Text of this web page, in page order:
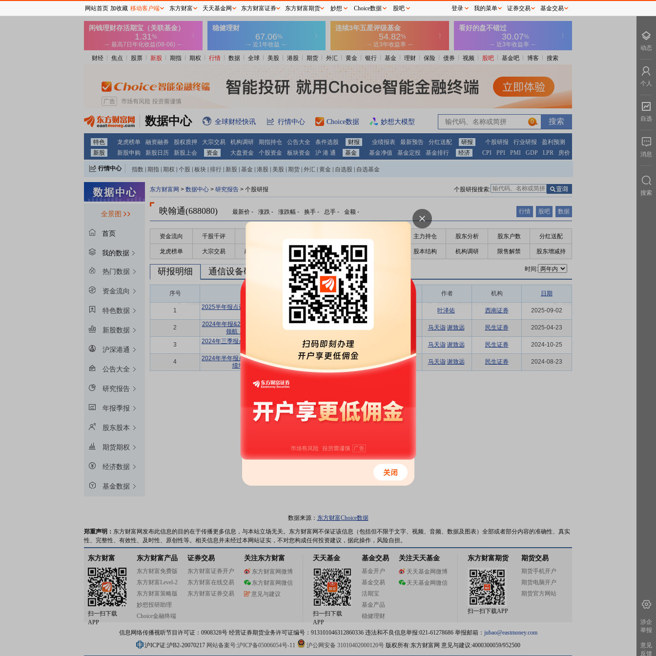
财经 焦点 股票 新股 期指 期权 行情 数据 全球 美股 港股 期货 外汇 黄金 银行 基金 理财 保险 债券 视频 股吧 基金吧 博客 搜索
数据中心 全球财经快讯 行情中心 Choice数据 妙想大模型 0
特色 龙虎榜单 融资融券 股权质押 大宗交易 机构调研 期指持仓 公告大全 条件选股 财报 业绩报表 最新预告 分红送配 研报 个股研报 行业研报
盈利预测
新股
新股申购 新股日历 新股上会 资金 大盘资金 个股资金 板块资金 沪 港 通 基金 基金净值 基金定投 基金排行 经济 CPI PPI PMI GDP LPR 房价
行情中心 指数 期指 期权 个股 板块 排行 新股 基金 港股 美股 期货 外汇 黄金 自选股 自选基金
全景图
首页
我的数据
热门数据
资金流向
特色数据
新股数据
沪深港通
公告大全
研究报告
年报季报
股东股本
期货期权
经济数据
基金数据
东方财富网 > 数据中心 > 研究报告 > 个股研报 个股研报搜索:
映翰通(688080) 最新价 - 涨跌 - 涨跌幅 - 换手 - 总手 - 金额 - 行情 股吧 数据
资金流向 千股千评 主力持仓 股东分析 股东户数 分红送配
龙虎榜单 大宗交易 融资融券 高管持股 股东大会 股本结构 机构调研 限售解禁 股东增减持
时间:
研报明细 通信设备研报 通信设备盈利预测
序号
东财
评级
作者 机构 日期
1
2025半年报点评：全球化与产品矩阵共振，公
增持 叶泽佑 西南证券 2025-09-02
2
2024年年报&2025年一季报点评：AI边缘创新
领航，全球供应链筑基高增
马天诣 谢致远 民生证券 2025-04-23
3
2024年三季报点评：核心业务持续向好，智能
买入 马天诣 谢致远 民生证券 2024-10-25
4
2024年半年报点评：高质收入占比提升拉动业
绩增长，看好AI新动能
买入 维持 马天诣 谢致远 民生证券 2024-08-23
数据来源： 东方财富Choice数据
郑重声明： 东方财富网发布此信息的目的在于传播更多信息，与本站立场无关。东方财富网不保证该信息（包括但不限于文字、视频、音频、数据及图表）全部或者部分内容的准确性、真实
性、完整性、有效性、及时性、原创性等。相关信息并未经过本网站证实，不对您构成任何投资建议，据此操作，风险自担。
东方财富
扫一扫下载
APP
东方财富产品
东方财富免费版
东方财富Level-2
东方财富策略版
妙想投研助理
Choice金融终端
证券交易
东方财富证券开户
东方财富在线交易
东方财富证券交易
关注东方财富
东方财富网微博
东方财富网微信
意见与建议
天天基金
扫一扫下载
APP
基金交易
基金开户
基金交易
活期宝
基金产品
稳健理财
关注天天基金
天天基金网微博
天天基金网微信
东方财富期货
扫一扫下载APP
期货交易
期货手机开户
期货电脑开户
期货官方网站
信息网络传播视听节目许可证：0908328号 经营证券期货业务许可证编号：913101046312860336 违法和不良信息举报:021-61278686 举报邮箱： jubao@eastmoney.com
沪ICP证:沪B2-20070217 网站备案号:沪ICP备05006054号-11 沪公网安备 31010402000120号版权所有:东方财富网 意见与建议:4000300059/952500
网站首页 加收藏 移动客户端 东方财富 天天基金网 东方财富证券 东方财富期货 妙想 Choice数据 股吧 登录 我的菜单 证券交易 基金交易
动态
个人
自选
消息
搜索
涉企
举报
意见
反馈